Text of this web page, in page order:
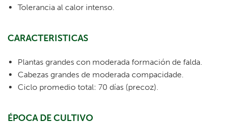
Tolerancia al calor intenso.
CARACTERISTICAS
Plantas grandes con moderada formación de falda.
Cabezas grandes de moderada compacidade.
Ciclo promedio total: 70 días (precoz).
ÉPOCA DE CULTIVO